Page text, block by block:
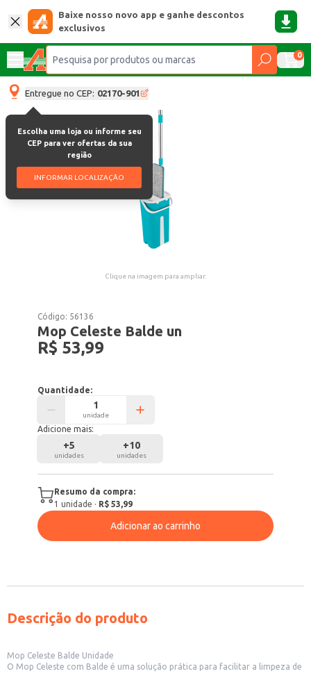
Baixe nosso novo app e ganhe descontos
exclusivos
0
Entregue no CEP: 02170-901
Escolha uma loja ou informe seu
CEP para ver ofertas da sua
região
INFORMAR LOCALIZAÇÃO
Clique na imagem para ampliar.
Código: 56136
Mop Celeste Balde un
R$ 53,99
Quantidade:
unidade
Adicione mais:
+5
unidades
+10
unidades
Resumo da compra:
1 unidade · R$ 53,99
Adicionar ao carrinho
Descrição do produto
Mop Celeste Balde Unidade
O Mop Celeste com Balde é uma solução prática para facilitar a limpeza de